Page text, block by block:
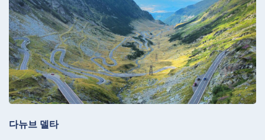
다뉴브 델타